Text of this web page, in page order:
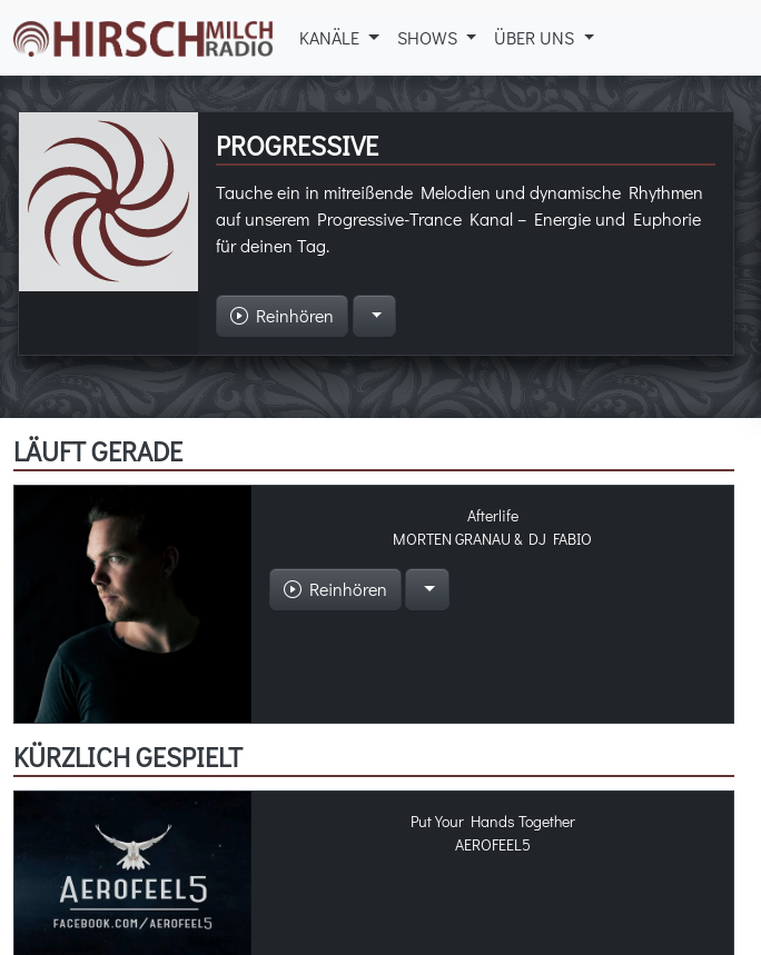
KANÄLE SHOWS ÜBER UNS
PROGRESSIVE
Tauche ein in mitreißende Melodien und dynamische Rhythmen
auf unserem Progressive-Trance Kanal – Energie und Euphorie
für deinen Tag.
Reinhören
LÄUFT GERADE
Afterlife
MORTEN GRANAU & DJ FABIO
Reinhören
KÜRZLICH GESPIELT
Put Your Hands Together
AEROFEEL5